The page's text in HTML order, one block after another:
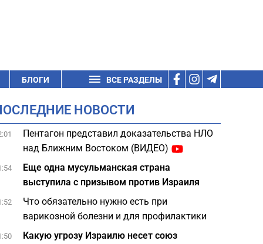
БЛОГИ ВСЕ РАЗДЕЛЫ
НОВОСТИ
Пентагон представил доказательства НЛО
над Ближним Востоком (ВИДЕО)
Еще одна мусульманская страна
выступила с призывом против Израиля
Что обязательно нужно есть при
варикозной болезни и для профилактики
Какую угрозу Израилю несет союз